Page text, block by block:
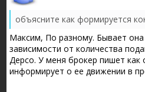
объясните как формируется
Максим, По разному. Бывает
зависимости от количества
Дерсо. У меня брокер пишет как
информирует о ее движении в